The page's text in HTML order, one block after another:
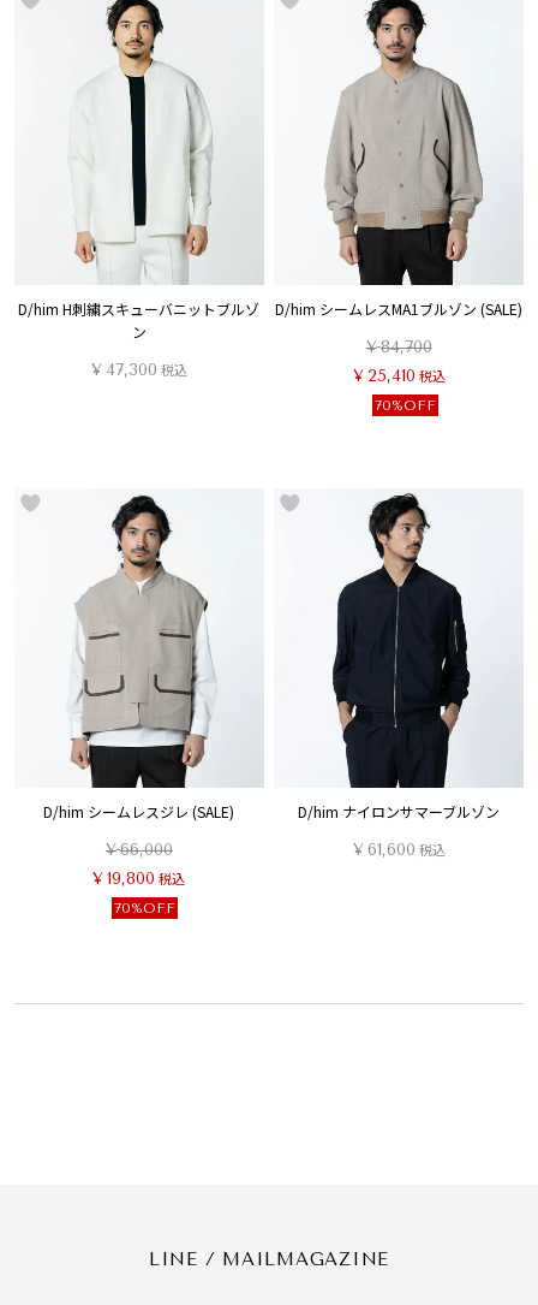
D/him H刺繍スキューバニットブルゾ
ン
¥ 47,300 税込
D/him シームレスMA1ブルゾン (SALE)
¥84,700
¥ 25,410 税込
70%OFF
D/him シームレスジレ (SALE)
¥66,000
¥ 19,800 税込
70%OFF
D/him ナイロンサマーブルゾン
¥ 61,600 税込
LINE / MAILMAGAZINE